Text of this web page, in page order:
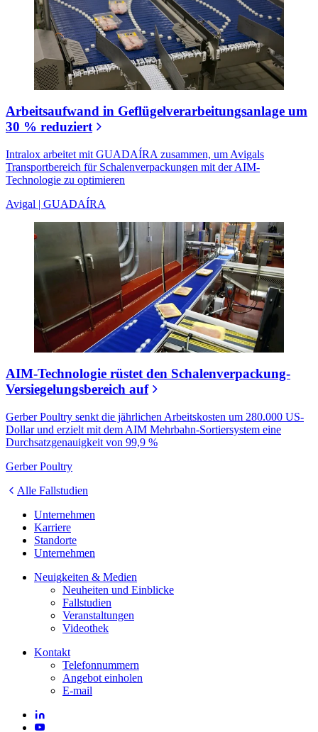
Arbeitsaufwand in Geflügelverarbeitungsanlage um
30 % reduziert
Intralox arbeitet mit GUADAÍRA zusammen, um Avigals
Transportbereich für Schalenverpackungen mit der AIM-
Technologie zu optimieren
Avigal | GUADAÍRA
AIM-Technologie rüstet den Schalenverpackung-
Versiegelungsbereich auf
Gerber Poultry senkt die jährlichen Arbeitskosten um 280.000 US-
Dollar und erzielt mit dem AIM Mehrbahn-Sortiersystem eine
Durchsatzgenauigkeit von 99,9 %
Gerber Poultry
Alle Fallstudien
Unternehmen
Karriere
Standorte
Unternehmen
Neuigkeiten & Medien
Neuheiten und Einblicke
Fallstudien
Veranstaltungen
Videothek
Kontakt
Telefonnummern
Angebot einholen
E-mail